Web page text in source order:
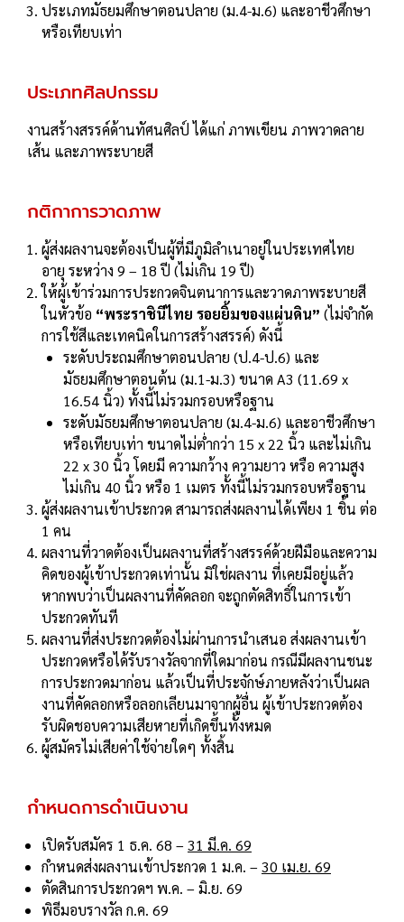
ประเภทมัธยมศึกษาตอนปลาย (ม.4-ม.6) และอาชีวศึกษา
หรือเทียบเท่า
ประเภทศิลปกรรม
งานสร้างสรรค์ด้านทัศนศิลป์ ได้แก่ ภาพเขียน ภาพวาดลาย
เส้น และภาพระบายสี
กติกาการวาดภาพ
ผู้ส่งผลงานจะต้องเป็นผู้ที่มีภูมิลําเนาอยู่ในประเทศไทย
อายุ ระหว่าง 9 – 18 ปี (ไม่เกิน 19 ปี)
ให้ผู้เข้าร่วมการประกวดจินตนาการและวาดภาพระบายสี
ในหัวข้อ “พระราชินีไทย รอยยิ้มของแผ่นดิน” (ไม่จํากัด
การใช้สีและเทคนิคในการสร้างสรรค์) ดังนี้
ระดับประถมศึกษาตอนปลาย (ป.4-ป.6) และ
มัธยมศึกษาตอนต้น (ม.1-ม.3) ขนาด A3 (11.69 x
16.54 นิ้ว) ทั้งนี้ไม่รวมกรอบหรือฐาน
ระดับมัธยมศึกษาตอนปลาย (ม.4-ม.6) และอาชีวศึกษา
หรือเทียบเท่า ขนาดไม่ต่ํากว่า 15 x 22 นิ้ว และไม่เกิน
22 x 30 นิ้ว โดยมี ความกว้าง ความยาว หรือ ความสูง
ไม่เกิน 40 นิ้ว หรือ 1 เมตร ทั้งนี้ไม่รวมกรอบหรือฐาน
ผู้ส่งผลงานเข้าประกวด สามารถส่งผลงานได้เพียง 1 ชิ้น ต่อ
1 คน
ผลงานที่วาดต้องเป็นผลงานที่สร้างสรรค์ด้วยฝีมือและความ
คิดของผู้เข้าประกวดเท่านั้น มิใช่ผลงาน ที่เคยมีอยู่แล้ว
หากพบว่าเป็นผลงานที่คัดลอก จะถูกตัดสิทธิ์ในการเข้า
ประกวดทันที
ผลงานที่ส่งประกวดต้องไม่ผ่านการนําเสนอ ส่งผลงานเข้า
ประกวดหรือได้รับรางวัลจากที่ใดมาก่อน กรณีมีผลงานชนะ
การประกวดมาก่อน แล้วเป็นที่ประจักษ์ภายหลังว่าเป็นผล
งานที่คัดลอกหรือลอกเลียนมาจากผู้อื่น ผู้เข้าประกวดต้อง
รับผิดชอบความเสียหายที่เกิดขึ้นทั้งหมด
ผู้สมัครไม่เสียค่าใช้จ่ายใดๆ ทั้งสิ้น
กําหนดการดําเนินงาน
เปิดรับสมัคร 1 ธ.ค. 68 –31 มี.ค. 69
กําหนดส่งผลงานเข้าประกวด 1 ม.ค. –30 เม.ย. 69
ตัดสินการประกวดฯ พ.ค. – มิ.ย. 69
พิธีมอบรางวัล ก.ค. 69